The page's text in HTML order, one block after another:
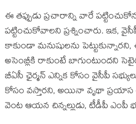
ఈ త‌ప్పుడు ప్ర‌చారాన్ని వారే
పట్టించుకోవాలని ప్రశ్నించారు. ఇక,
కాకుండా మనుషులను
అసెంబ్లీకి రాకుంటే బాగుంటుంద‌ని
బీఏసీ ఛైర్మన్ ఎన్నిక కోసం వైసీపీ
కోసం వస్తారని, అయినా వృథా ప్రయాస
వెంట ఆయన చిన్నల్లుడు, టీడీపీ ఎంపీ